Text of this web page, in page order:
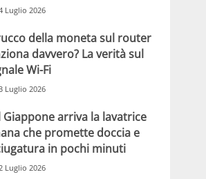
Luglio 2026
della moneta sul router
davvero? La verità sul
Wi-Fi
Luglio 2026
Giappone arriva la lavatrice
che promette doccia e
in pochi minuti
Luglio 2026